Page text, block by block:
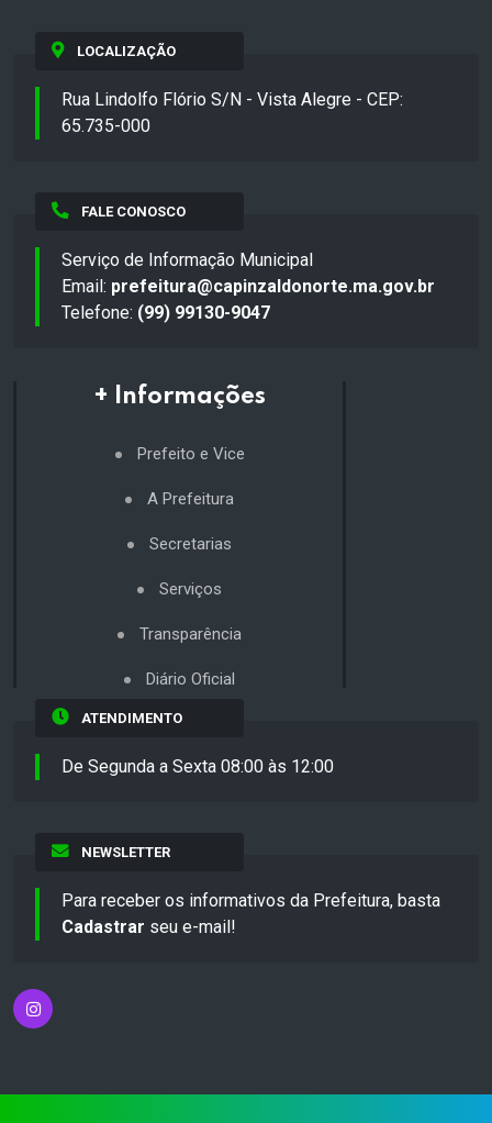
LOCALIZAÇÃO
Rua Lindolfo Flório S/N - Vista Alegre - CEP:
65.735-000
FALE CONOSCO
Serviço de Informação Municipal
Email: prefeitura@capinzaldonorte.ma.gov.br
Telefone: (99) 99130-9047
+ Informações
Prefeito e Vice
A Prefeitura
Secretarias
Serviços
Transparência
Diário Oficial
ATENDIMENTO
De Segunda a Sexta 08:00 às 12:00
NEWSLETTER
Para receber os informativos da Prefeitura, basta
Cadastrar seu e-mail!